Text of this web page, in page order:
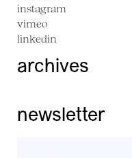
instagram
vimeo
linkedin
archives
newsletter